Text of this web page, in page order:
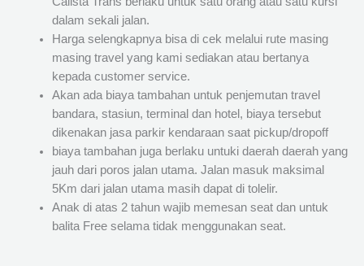
dalam sekali jalan.
Harga selengkapnya bisa di cek melalui rute masing
masing travel yang kami sediakan atau bertanya
kepada customer service.
Akan ada biaya tambahan untuk penjemutan travel
bandara, stasiun, terminal dan hotel, biaya tersebut
dikenakan jasa parkir kendaraan saat pickup/dropoff
biaya tambahan juga berlaku untuki daerah daerah yang
jauh dari poros jalan utama. Jalan masuk maksimal
5Km dari jalan utama masih dapat di tolelir.
Anak di atas 2 tahun wajib memesan seat dan untuk
balita Free selama tidak menggunakan seat.